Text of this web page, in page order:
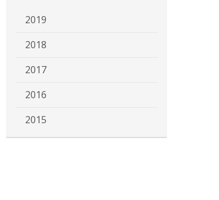
2019
2018
2017
2016
2015